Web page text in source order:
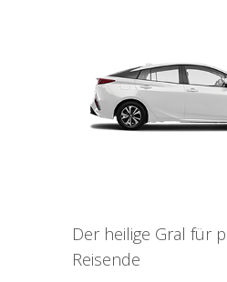
Der heilige Gral für
Reisende